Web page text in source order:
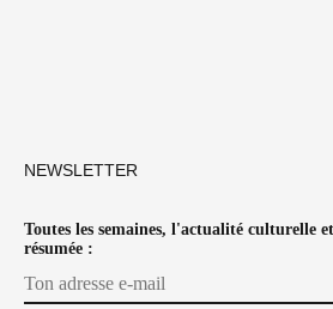
NEWSLETTER
Toutes les semaines, l'actualité culturelle
résumée :